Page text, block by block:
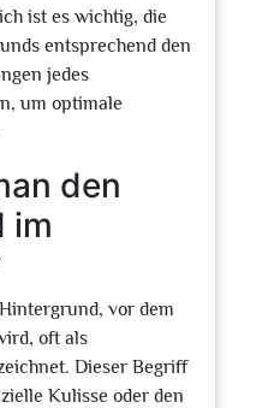
ist es wichtig, die
entsprechend den
jedes
um optimale
den
im
vor dem
oft als
Dieser Begriff
Kulisse oder den